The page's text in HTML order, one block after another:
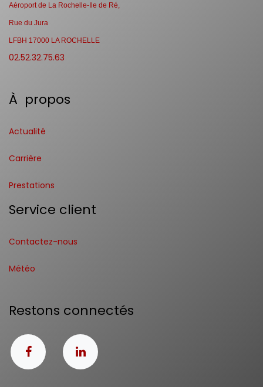
Aéroport de La Rochelle-Ile de Ré,
Rue du Jura
LFBH 17000 LA ROCHELLE
02.52.32.75.63
À propos
Actualité
Carrière
Prestations
Service client
Contactez-nous
Météo
Restons connectés